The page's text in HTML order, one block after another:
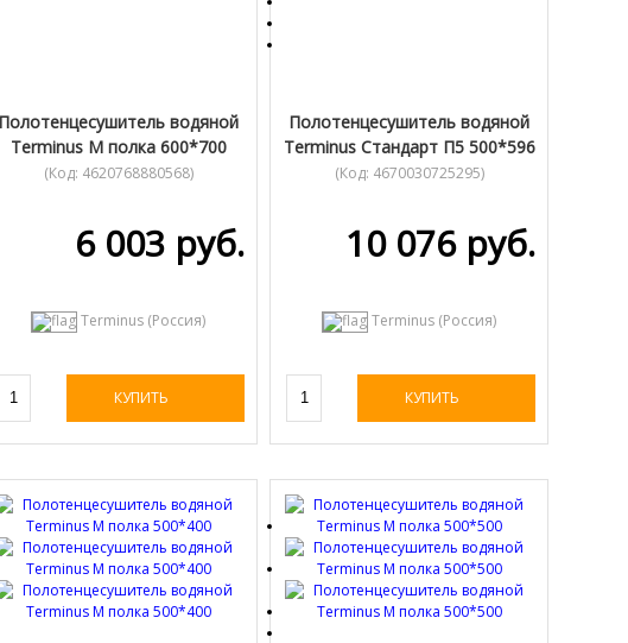
Полотенцесушитель водяной
Terminus М полка 600*700
(Код: 4620768880568)
6 003 руб.
Terminus (Россия)
КУПИТЬ
Полотенцесушитель водяной
Terminus Стандарт П5 500*596
(Код: 4670030725295)
10 076 руб.
Terminus (Россия)
КУПИТЬ